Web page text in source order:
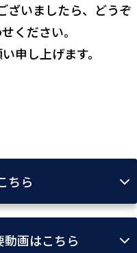
ざいましたら、どうぞ
ください。
申し上げます。
ちら
画はこちら